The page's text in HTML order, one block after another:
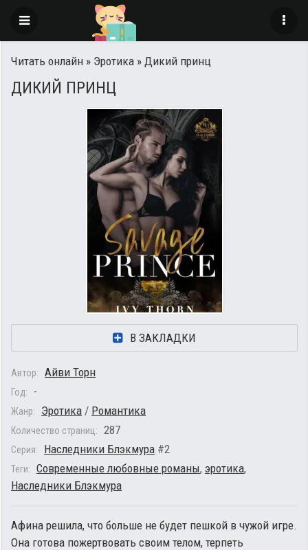
Читать онлайн » Эротика » Дикий принц
ДИКИЙ ПРИНЦ
В ЗАКЛАДКИ
Автор: Айви Торн
Год: -
Жанр: Эротика / Романтика
Количество страниц: 287
Серия: Наследники Блэкмура #2
Теги: Современные любовные романы, эротика,
Наследники Блэкмура
Афина решила, что больше не будет пешкой в чужой игре.
Она готова пожертвовать своим телом, терпеть